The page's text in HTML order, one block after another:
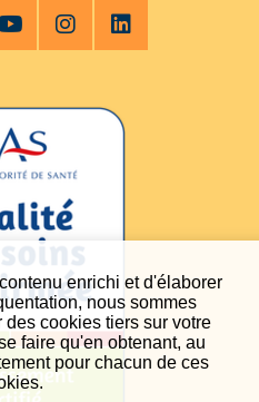
enrichi et d'élaborer
nous sommes
cookies tiers sur votre
faire qu'en obtenant, au
pour chacun de ces